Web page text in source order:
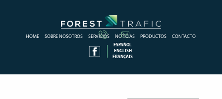
HOME SOBRE NOSOTROS SERVICIOS NOTICIAS PRODUCTOS CONTACTO
ESPAÑOL
ENGLISH
FRANÇAIS